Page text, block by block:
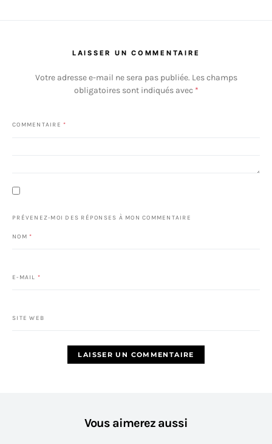
LAISSER UN COMMENTAIRE
Votre adresse e-mail ne sera pas publiée. Les champs
obligatoires sont indiqués avec *
COMMENTAIRE *
PRÉVENEZ-MOI DES RÉPONSES À MON COMMENTAIRE
NOM *
E-MAIL *
SITE WEB
Vous aimerez aussi